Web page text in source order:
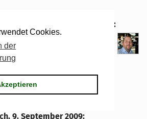
Cookies.
der
:
musste ich doch sehr lachen.
9. September 2009: